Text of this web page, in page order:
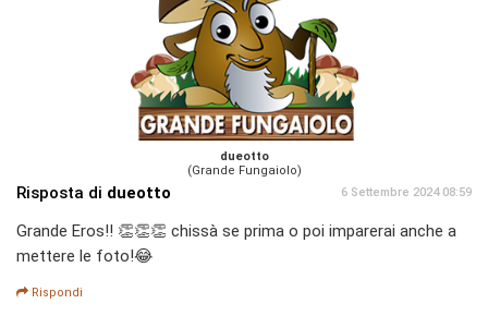
dueotto
(Grande Fungaiolo)
Risposta di dueotto 6 Settembre 2024 08:59
Grande Eros!! 👏👏👏 chissà se prima o poi imparerai anche a
mettere le foto!😂
Rispondi